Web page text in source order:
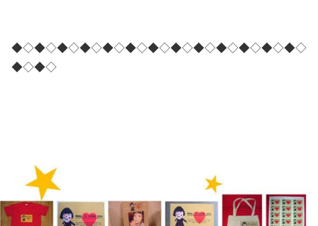
◆◇◆◇◆◇◆◇◆◇◆◇◆◇◆◇◆◇◆◇◆◇◆◇◆◇
◆◇◆◇